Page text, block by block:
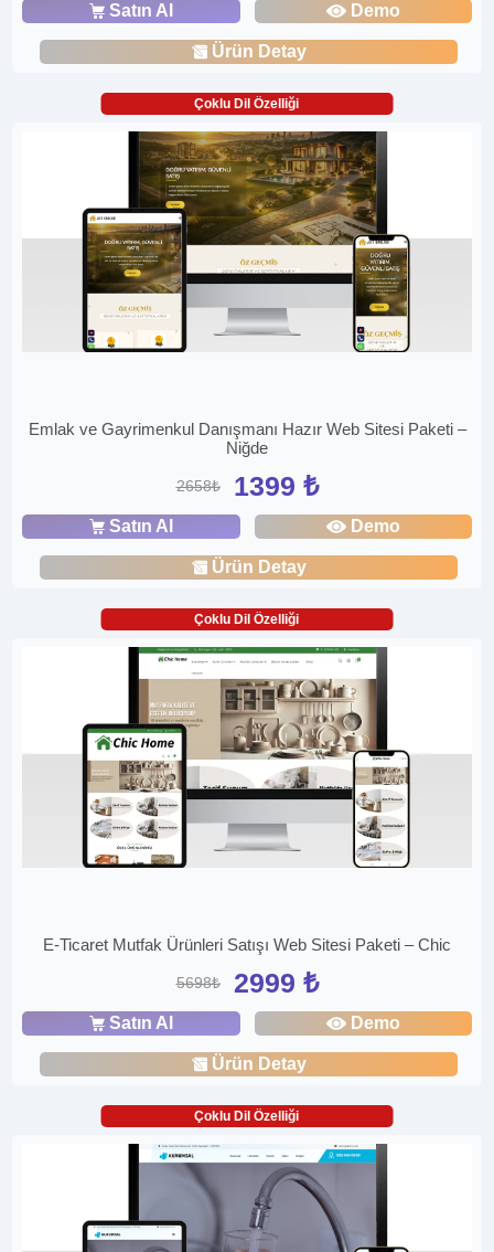
Satın Al Demo
Ürün Detay
Çoklu Dil Özelliği
Emlak ve Gayrimenkul Danışmanı Hazır Web Sitesi Paketi –
Niğde
2658₺ 1399 ₺
Satın Al Demo
Ürün Detay
Çoklu Dil Özelliği
E-Ticaret Mutfak Ürünleri Satışı Web Sitesi Paketi – Chic
5698₺ 2999 ₺
Satın Al Demo
Ürün Detay
Çoklu Dil Özelliği